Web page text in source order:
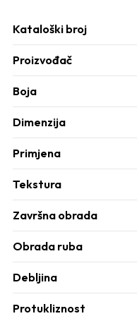
Kataloški broj
Proizvođač
Boja
Dimenzija
Primjena
Tekstura
Završna obrada
Obrada ruba
Debljina
Protukliznost